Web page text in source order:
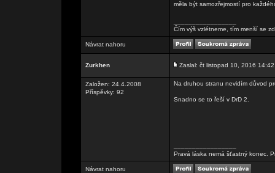
měla být samozřejmostí pro
Čím výš vzlétneme, tím menší se
Návrat nahoru
Zurkhen Zaslal: čt listopad 10, 2016 14:42
Založen: 24.4.2008
Příspěvky: 92
Na druhou stranu nevidím důvod
Snadno se to řeší v DrD 2.
Pravá láska nemá šťastný konec.
Návrat nahoru